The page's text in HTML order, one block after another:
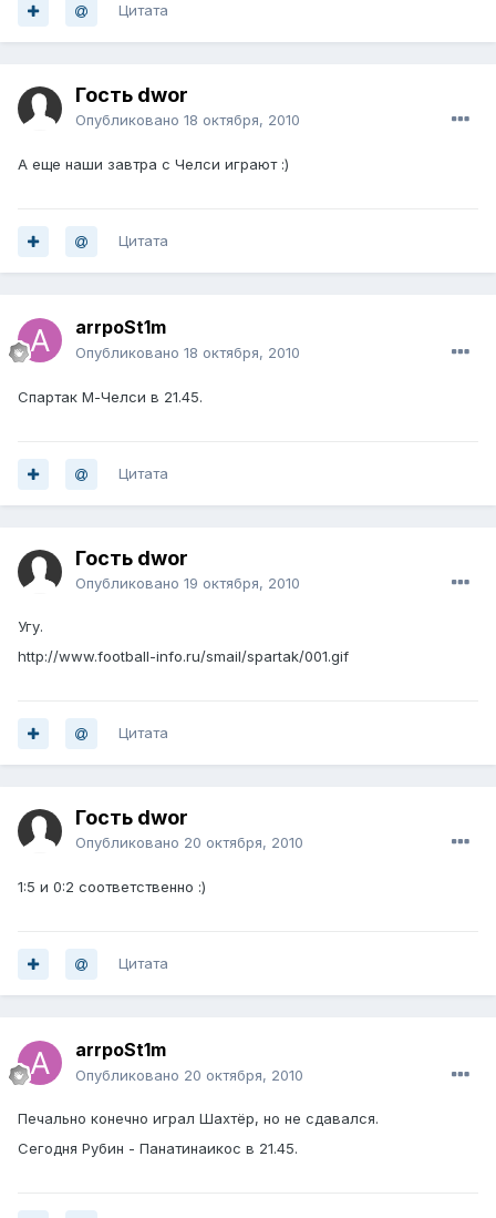
Цитата
Гость dwor
Опубликовано 18 октября, 2010
А еще наши завтра с Челси играют :)
Цитата
arrpoSt1m
Опубликовано 18 октября, 2010
Спартак М-Челси в 21.45.
Цитата
Гость dwor
Опубликовано 19 октября, 2010
Угу.
http://www.football-info.ru/smail/spartak/001.gif
Цитата
Гость dwor
Опубликовано 20 октября, 2010
1:5 и 0:2 соответственно :)
Цитата
arrpoSt1m
Опубликовано 20 октября, 2010
Печально конечно играл Шахтёр, но не сдавался.
Сегодня Рубин - Панатинаикос в 21.45.